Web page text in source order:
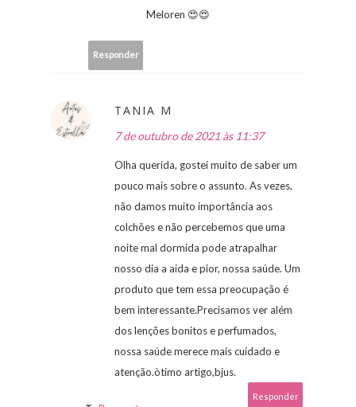
Meloren 😍😍
Responder
TANIA M
7 de outubro de 2021 às 11:37
Olha querida, gostei muito de saber um
pouco mais sobre o assunto. As vezes,
não damos muito importância aos
colchões e não percebemos que uma
noite mal dormida pode atrapalhar
nosso dia a aida e pior, nossa saúde. Um
produto que tem essa preocupação é
bem interessante.Precisamos ver além
dos lenções bonitos e perfumados,
nossa saúde merece mais cuidado e
atenção.òtimo artigo,bjus.
Responder